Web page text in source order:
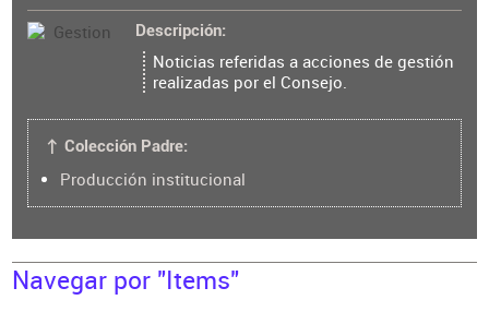
Descripción
Noticias referidas a acciones de gestión
realizadas por el Consejo.
↑ Colección Padre:
Producción institucional
Navegar por "Items"